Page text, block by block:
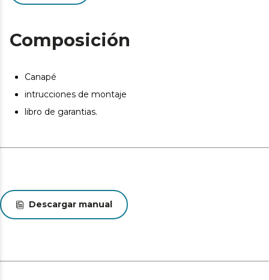
cuando las condiciones del inmueble lo permitan. Podrá
consultar las bases legales en las condiciones generales
Pueden existir leves diferencias entre el producto
mostrado y el entregado en cuanto a color, tejido o
la calidad ni a la utilidad del artículo.
Composición
Canapé
intrucciones de montaje
libro de garantias.
Descargar manual